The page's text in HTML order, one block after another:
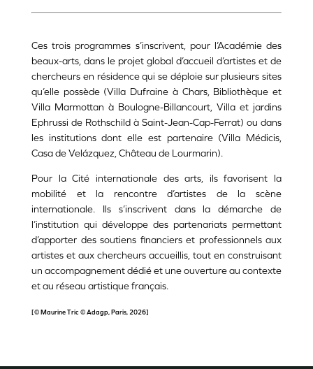
Ces trois programmes s’inscrivent, pour l’Académie des
beaux-arts, dans le projet global d’accueil d’artistes et de
chercheurs en résidence qui se déploie sur plusieurs sites
qu’elle possède (Villa Dufraine à Chars, Bibliothèque et
Villa Marmottan à Boulogne-Billancourt, Villa et jardins
Ephrussi de Rothschild à Saint-Jean-Cap-Ferrat) ou dans
les institutions dont elle est partenaire (Villa Médicis,
Casa de Velázquez, Château de Lourmarin).
Pour la Cité internationale des arts, ils favorisent la
mobilité et la rencontre d’artistes de la scène
internationale. Ils s’inscrivent dans la démarche de
l’institution qui développe des partenariats permettant
d’apporter des soutiens financiers et professionnels aux
artistes et aux chercheurs accueillis, tout en construisant
un accompagnement dédié et une ouverture au contexte
et au réseau artistique français.
[© Maurine Tric © Adagp, Paris, 2026]